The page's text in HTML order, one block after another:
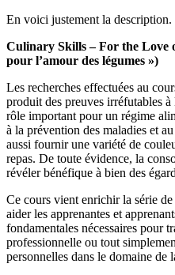
En voici justement la description.
Culinary Skills – For the Love
pour l’amour des légumes »)
Les recherches effectuées au
produit des preuves irréfutables
rôle important pour un régime
à la prévention des maladies et
aussi fournir une variété de
repas. De toute évidence, la
révéler bénéfique à bien des
Ce cours vient enrichir la série
aider les apprenantes et
fondamentales nécessaires pour
professionnelle ou tout
personnelles dans le domaine de